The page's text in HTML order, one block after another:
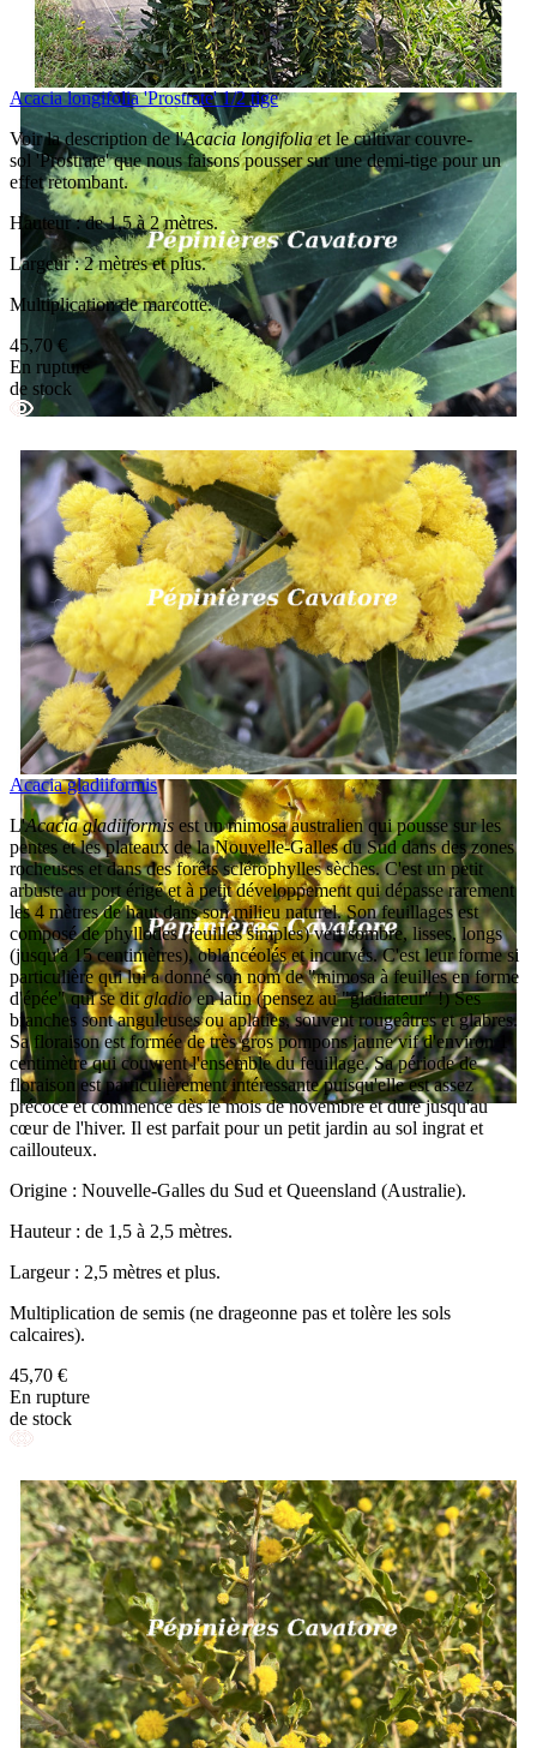
Acacia longifolia 'Prostrate' 1/2 tige
Voir la description de l'Acacia longifolia et le cultivar couvre-
sol 'Prostrate' que nous faisons pousser sur une demi-tige pour un
effet retombant.
Hauteur : de 1,5 à 2 mètres.
Largeur : 2 mètres et plus.
Multiplication de marcotte.
45,70 €
En rupture
de stock
Acacia gladiiformis
L'Acacia gladiiformis est un mimosa australien qui pousse sur les
pentes et les plateaux de la Nouvelle-Galles du Sud dans des zones
rocheuses et dans des forêts sclérophylles sèches. C'est un petit
arbuste au port érigé et à petit développement qui dépasse rarement
les 4 mètres de haut dans son milieu naturel. Son feuillages est
composé de phyllodes (feuilles simples) vert sombre, lisses, longs
(jusqu'à 15 centimètres), oblancéolés et incurvés. C'est leur forme si
particulière qui lui a donné son nom de "mimosa à feuilles en forme
d'épée" qui se ditgladioen latin (pensez au "gladiateur" !) Ses
branches sont anguleuses ou aplaties, souvent rougeâtres et glabres.
Sa floraison est formée de très gros pompons jaune vif d'environ 1
centimètre qui couvrent l'ensemble du feuillage. Sa période de
floraison est particulièrement intéressante puisqu'elle est assez
précoce et commence dès le mois de novembre et dure jusqu'au
cœur de l'hiver. Il est parfait pour un petit jardin au sol ingrat et
caillouteux.
Origine : Nouvelle-Galles du Sud et Queensland (Australie).
Hauteur : de 1,5 à 2,5 mètres.
Largeur : 2,5 mètres et plus.
Multiplication de semis (ne drageonne pas et tolère les sols
calcaires).
45,70 €
En rupture
de stock